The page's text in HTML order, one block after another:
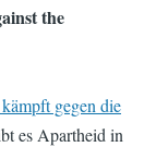
the
gegen die
es Apartheid in